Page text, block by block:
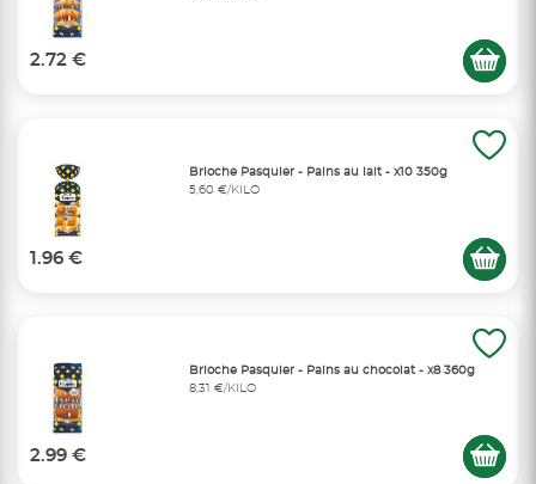
2.72 €
Brioche Pasquier - Pains au lait - x10 350g
5,60 €/KILO
1.96 €
Brioche Pasquier - Pains au chocolat - x8 360g
8,31 €/KILO
2.99 €